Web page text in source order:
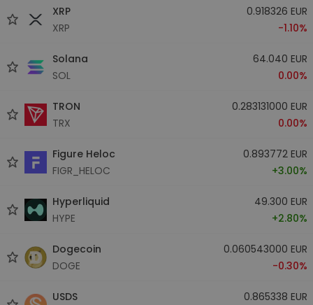
XRP
XRP
0.918326 EUR
-1.10%
Solana
SOL
64.040 EUR
0.00%
TRON
TRX
0.283131000 EUR
0.00%
Figure Heloc
FIGR_HELOC
0.893772 EUR
+3.00%
Hyperliquid
HYPE
49.300 EUR
+2.80%
Dogecoin
DOGE
0.060543000 EUR
-0.30%
USDS
0.865338 EUR